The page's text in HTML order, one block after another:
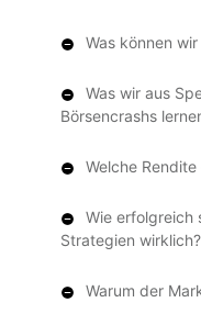
Was können
Was wir aus
Börsencrashs
Welche
Wie erfolgreich
Strategien wirklich?
Warum der